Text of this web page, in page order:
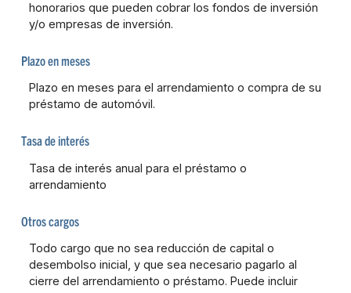
honorarios que pueden cobrar los fondos de inversión
y/o empresas de inversión.
Plazo en meses
Plazo en meses para el arrendamiento o compra de su
préstamo de automóvil.
Tasa de interés
Tasa de interés anual para el préstamo o
arrendamiento
Otros cargos
Todo cargo que no sea reducción de capital o
desembolso inicial, y que sea necesario pagarlo al
cierre del arrendamiento o préstamo. Puede incluir